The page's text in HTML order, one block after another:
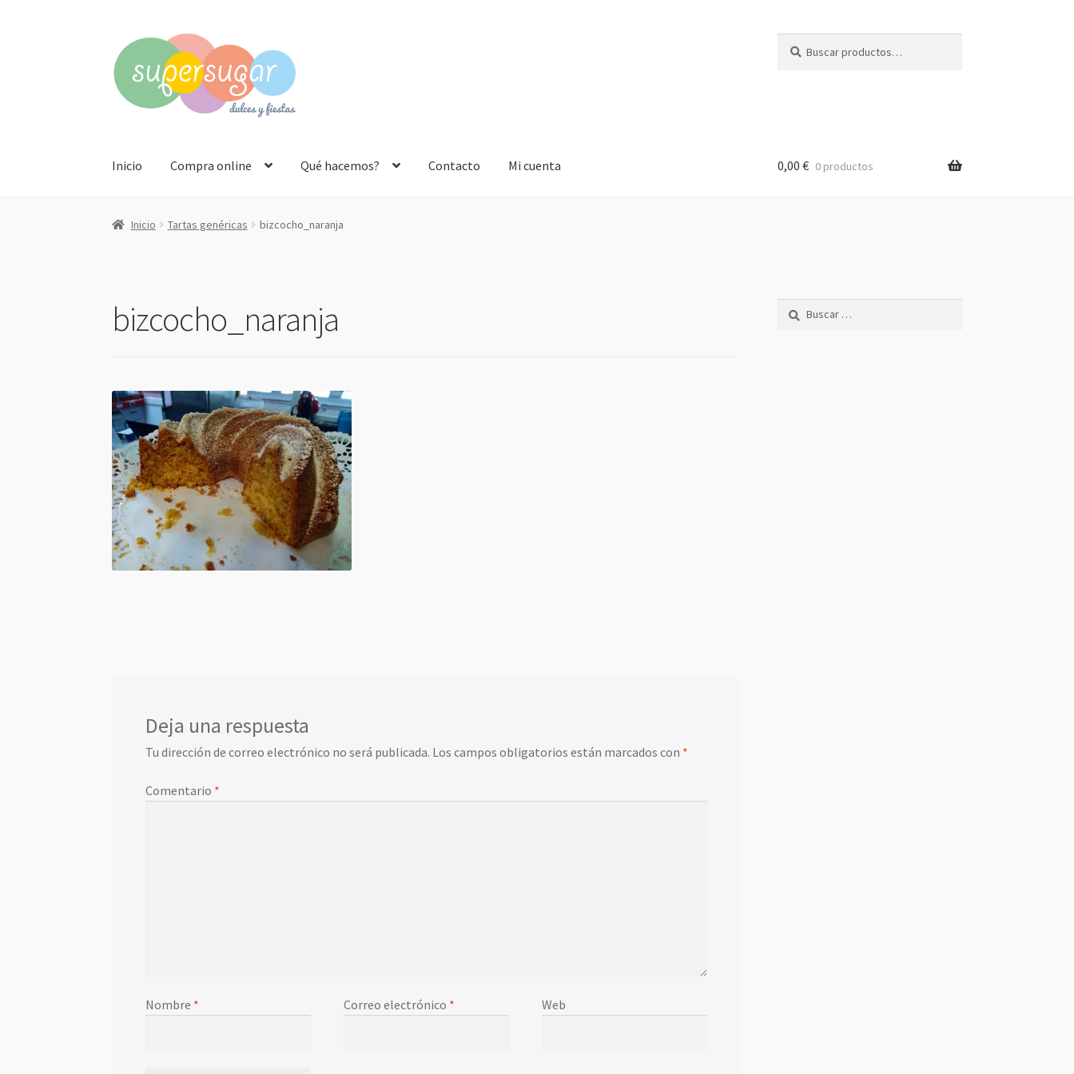
a
la
navegación
al
contenido
por:
Inicio Compra online Qué hacemos? Contacto Mi cuenta 0,00 € 0 productos
Inicio Tartas genéricas bizcocho_naranja
bizcocho_naranja
Deja una respuesta
Tu dirección de correo electrónico no será publicada. Los campos obligatorios están marcados con *
Comentario *
Nombre * Correo electrónico * Web
Buscar: